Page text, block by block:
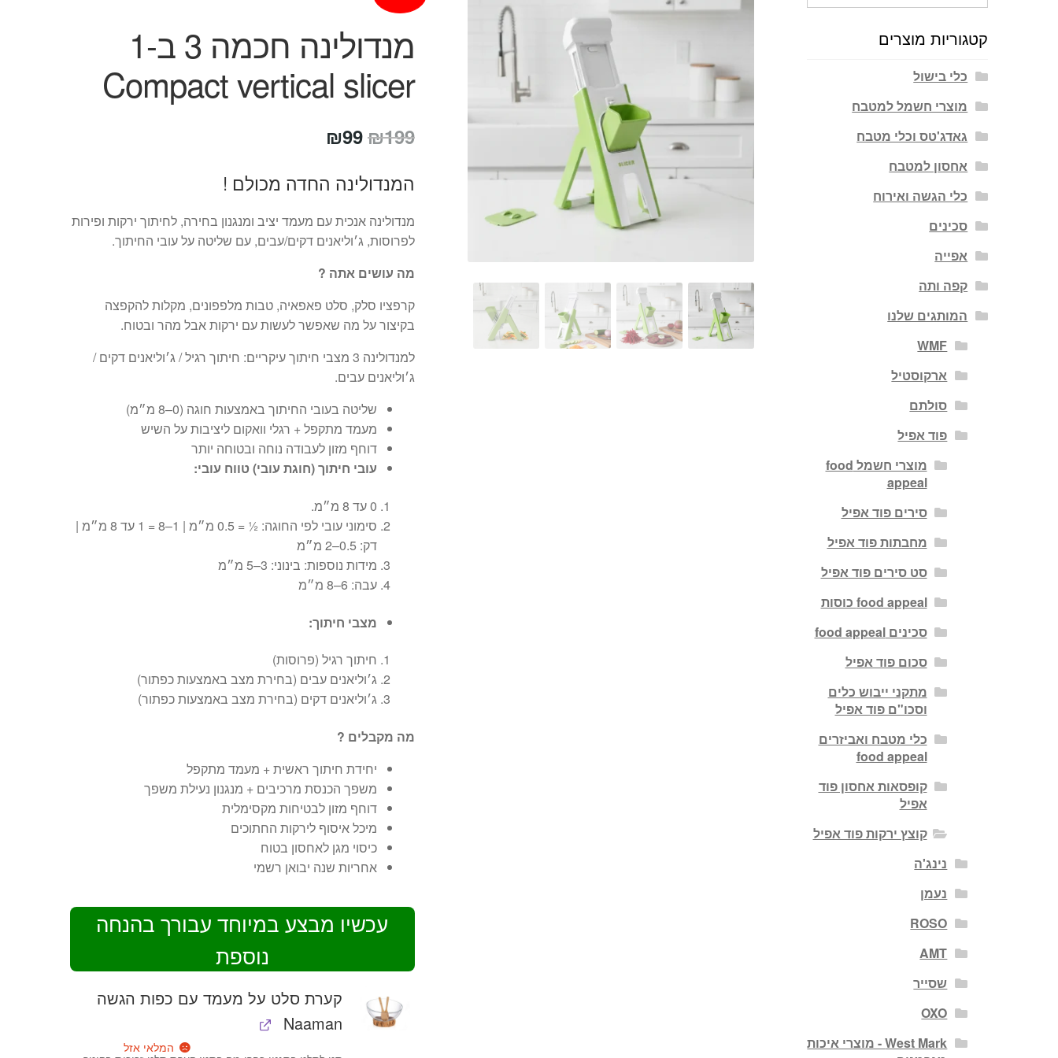
מנדולינה חכמה 3 ב-1
Compact vertical slicer
₪199
המחיר
היה:
₪199.
₪99
הוא:
₪99.
המנדולינה החדה מכולם !
מנדולינה אנכית עם מעמד יציב ומנגנון בחירה, לחיתוך ירקות ופירות
לפרוסות, ג׳וליאנים דקים/עבים, עם שליטה על עובי החיתוך.
מה עושים אתה ?
קרפציו סלק, סלט פאפאיה, טבות מלפפונים, מקלות להקפצה
בקיצור על מה שאפשר לעשות עם ירקות אבל מהר ובטוח.
למנדולינה 3 מצבי חיתוך עיקריים: חיתוך רגיל / ג׳וליאנים דקים /
ג׳וליאנים עבים.
שליטה בעובי החיתוך באמצעות חוגה (0–8 מ״מ)
מעמד מתקפל + רגלי וואקום ליציבות על השיש
דוחף מזון לעבודה נוחה ובטוחה יותר
עובי חיתוך (חוגת עובי) טווח עובי:
0 עד 8 מ״מ.
סימוני עובי לפי החוגה: ½ = 0.5 מ״מ | 1–8 = 1 עד 8 מ״מ |
דק: 0.5–2 מ״מ
מידות נוספות: בינוני: 3–5 מ״מ
עבה: 6–8 מ״מ
מצבי חיתוך:
חיתוך רגיל (פרוסות)
ג׳וליאנים עבים (בחירת מצב באמצעות כפתור)
ג׳וליאנים דקים (בחירת מצב באמצעות כפתור)
מה מקבלים ?
יחידת חיתוך ראשית + מעמד מתקפל
משפך הכנסת מרכיבים + מנגנון נעילת משפך
דוחף מזון לבטיחות מקסימלית
מיכל איסוף לירקות החתוכים
כיסוי מגן לאחסון בטוח
אחריות שנה יבואן רשמי
עכשיו מבצע במיוחד עבורך בהנחה
נוספת
קערת סלט על מעמד עם כפות הגשה
Naaman
המלאי אזל
קטגוריות מוצרים
כלי בישול
מוצרי חשמל למטבח
גאדג'טס וכלי מטבח
אחסון למטבח
כלי הגשה ואירוח
סכינים
אפייה
קפה ותה
המותגים שלנו
WMF
ארקוסטיל
סולתם
פוד אפיל
מוצרי חשמל food
appeal
סירים פוד אפיל
מחבתות פוד אפיל
סט סירים פוד אפיל
food appeal כוסות
סכינים food appeal
סכום פוד אפיל
מתקני ייבוש כלים
וסכו"ם פוד אפיל
כלי מטבח ואביזרים
food appeal
קופסאות אחסון פוד
אפיל
קוצץ ירקות פוד אפיל
נינג'ה
נעמן
ROSO
AMT
שסייר
OXO
West Mark - מוצרי איכות